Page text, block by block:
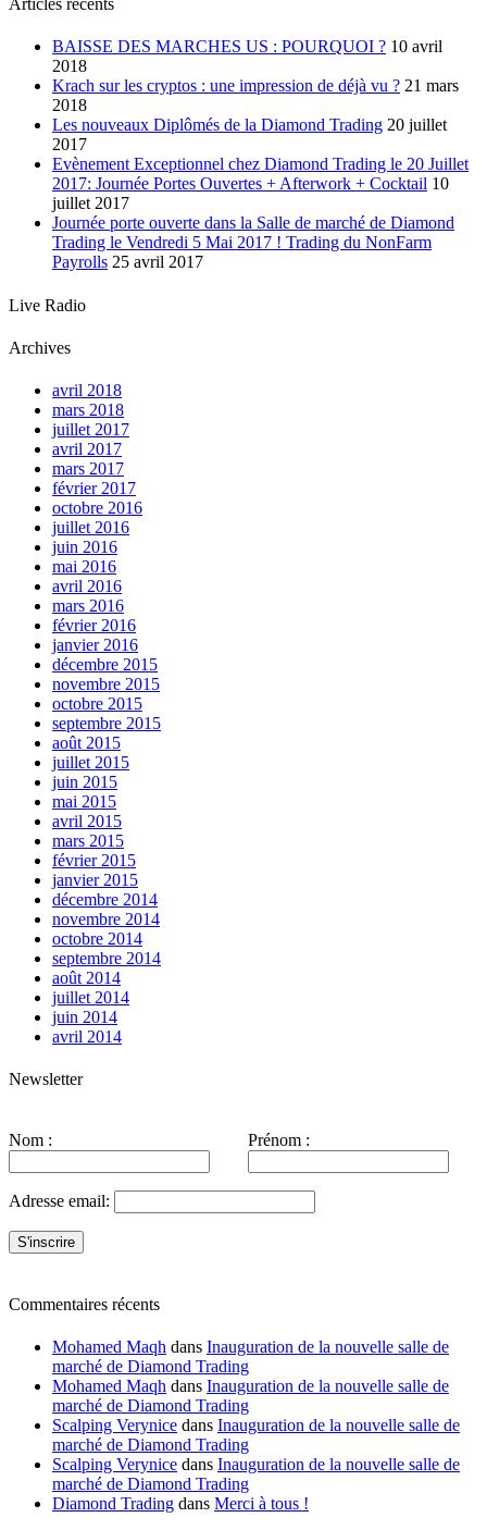
Articles récents
BAISSE DES MARCHES US : POURQUOI ? 10 avril
2018
Krach sur les cryptos : une impression de déjà vu ? 21 mars
2018
Les nouveaux Diplômés de la Diamond Trading 20 juillet
2017
Evènement Exceptionnel chez Diamond Trading le 20 Juillet
2017: Journée Portes Ouvertes + Afterwork + Cocktail 10
juillet 2017
Journée porte ouverte dans la Salle de marché de Diamond
Trading le Vendredi 5 Mai 2017 ! Trading du NonFarm
Payrolls 25 avril 2017
Live Radio
Archives
avril 2018
mars 2018
juillet 2017
avril 2017
mars 2017
février 2017
octobre 2016
juillet 2016
juin 2016
mai 2016
avril 2016
mars 2016
février 2016
janvier 2016
décembre 2015
novembre 2015
octobre 2015
septembre 2015
août 2015
juillet 2015
juin 2015
mai 2015
avril 2015
mars 2015
février 2015
janvier 2015
décembre 2014
novembre 2014
octobre 2014
septembre 2014
août 2014
juillet 2014
juin 2014
avril 2014
Newsletter
Nom : Prénom :
Adresse email:
Commentaires récents
Mohamed Maqh dans Inauguration de la nouvelle salle de
marché de Diamond Trading
Mohamed Maqh dans Inauguration de la nouvelle salle de
marché de Diamond Trading
Scalping Verynice dans Inauguration de la nouvelle salle de
marché de Diamond Trading
Scalping Verynice dans Inauguration de la nouvelle salle de
marché de Diamond Trading
Diamond Trading dans Merci à tous !